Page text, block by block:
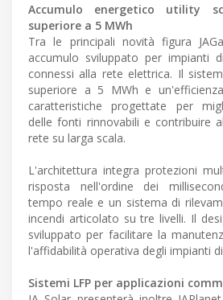
Accumulo energetico utility
superiore a 5 MWh
Tra le principali novità figura
accumulo sviluppato per impianti
connessi alla rete elettrica. Il
superiore a 5 MWh e
caratteristiche progettate per
delle fonti rinnovabili e contribuire
rete su larga scala.
L'architettura integra protezioni
risposta nell'ordine dei
tempo reale e un sistema di
incendi articolato su tre livelli. Il
sviluppato per facilitare la
l'affidabilità operativa degli impianti
Sistemi LFP per applicazioni